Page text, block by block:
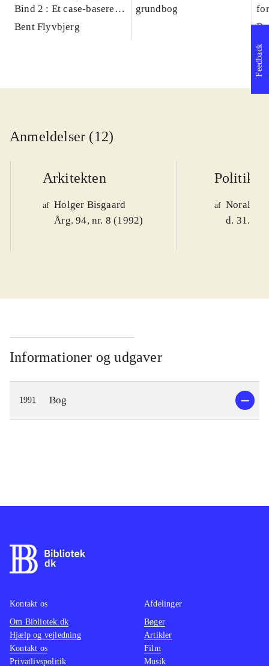
Bind 2 : Et case-baseret
studie af planlægning,
Bent Flyvbjerg
grundbog
Anmeldelser (12)
Arkitekten
af Holger Bisgaard
Årg. 94, nr. 8 (1992)
Politiken
af Noralv
d. 31.
Informationer og udgaver
1991 Bog
Feedback
Kontakt os
Om Bibliotek.dk
Hjælp og vejledning
Kontakt os
Privatlivspolitik
Afdelinger
Bøger
Artikler
Film
Musik